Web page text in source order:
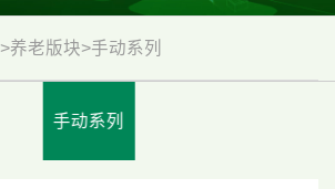
>养老版块>手动系列
手动系列